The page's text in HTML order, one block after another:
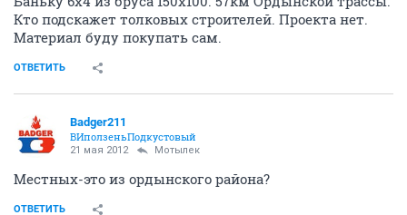
Кто подскажет толковых строителей. Проекта нет.
Материал буду покупать сам.
ОТВЕТИТЬ
Badger211
ВИползеньПодкустовый
21 мая 2012 Мотылек
Местных-это из ордынского района?
ОТВЕТИТЬ